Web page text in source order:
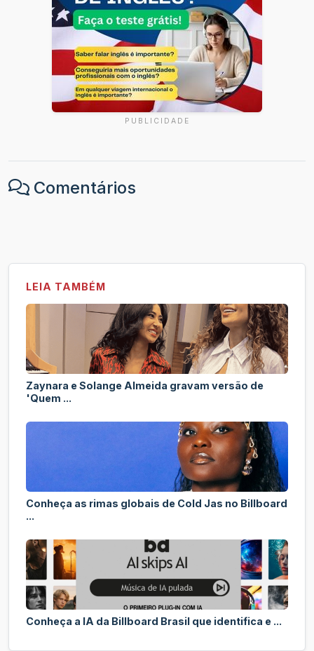
PUBLICIDADE
Comentários
LEIA TAMBÉM
Zaynara e Solange Almeida gravam versão de
'Quem ...
Conheça as rimas globais de Cold Jas no Billboard
...
Conheça a IA da Billboard Brasil que identifica e ...